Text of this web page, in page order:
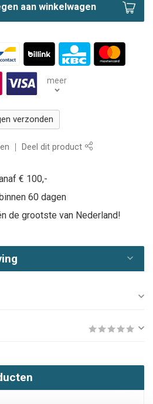
aan winkelwagen
meer
verzonden
Deel dit product
€ 100,-
60 dagen
de grootste van Nederland!